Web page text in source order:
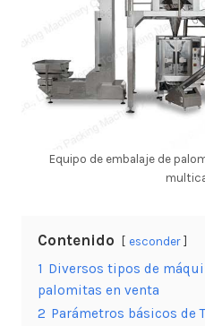
Equipo de embalaje de
Contenido esconder
1 Diversos tipos de
palomitas en venta
2 Parámetros básicos de